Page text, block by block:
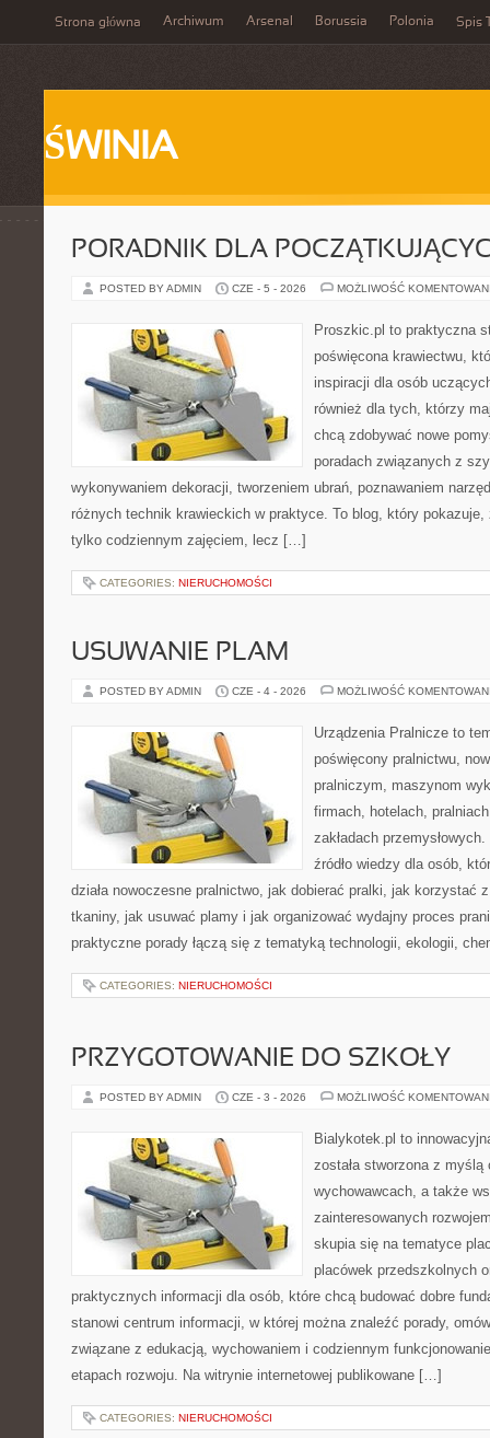
Strona główna Archiwum Arsenal Borussia Polonia Spis
ŚWINIA
PORADNIK DLA
POSTED BY ADMIN CZE - 5 - 2026 MOŻLIWOŚĆ
Proszkic.pl to praktyczna
poświęcona krawiectwu,
inspiracji dla osób
również dla tych, którzy
chcą zdobywać nowe
poradach związanych z
wykonywaniem dekoracji, tworzeniem ubrań, poznawaniem
różnych technik krawieckich w praktyce. To blog, który
tylko codziennym zajęciem, lecz […]
CATEGORIES: NIERUCHOMOŚCI
USUWANIE PLAM
POSTED BY ADMIN CZE - 4 - 2026 MOŻLIWOŚĆ
Urządzenia Pralnicze to
poświęcony pralnictwu,
pralniczym, maszynom
firmach, hotelach,
zakładach
źródło wiedzy dla osób,
działa nowoczesne pralnictwo, jak dobierać pralki, jak korzystać
tkaniny, jak usuwać plamy i jak organizować wydajny proces
praktyczne porady łączą się z tematyką technologii, ekologii,
CATEGORIES: NIERUCHOMOŚCI
PRZYGOTOWANIE DO SZKOŁY
POSTED BY ADMIN CZE - 3 - 2026 MOŻLIWOŚĆ
Bialykotek.pl to
została stworzona z myślą
wychowawcach, a także
zainteresowanych
skupia się na tematyce
placówek przedszkolnych
praktycznych informacji dla osób, które chcą budować dobre
stanowi centrum informacji, w której można znaleźć porady,
związane z edukacją, wychowaniem i codziennym
etapach rozwoju. Na witrynie internetowej publikowane […]
CATEGORIES: NIERUCHOMOŚCI